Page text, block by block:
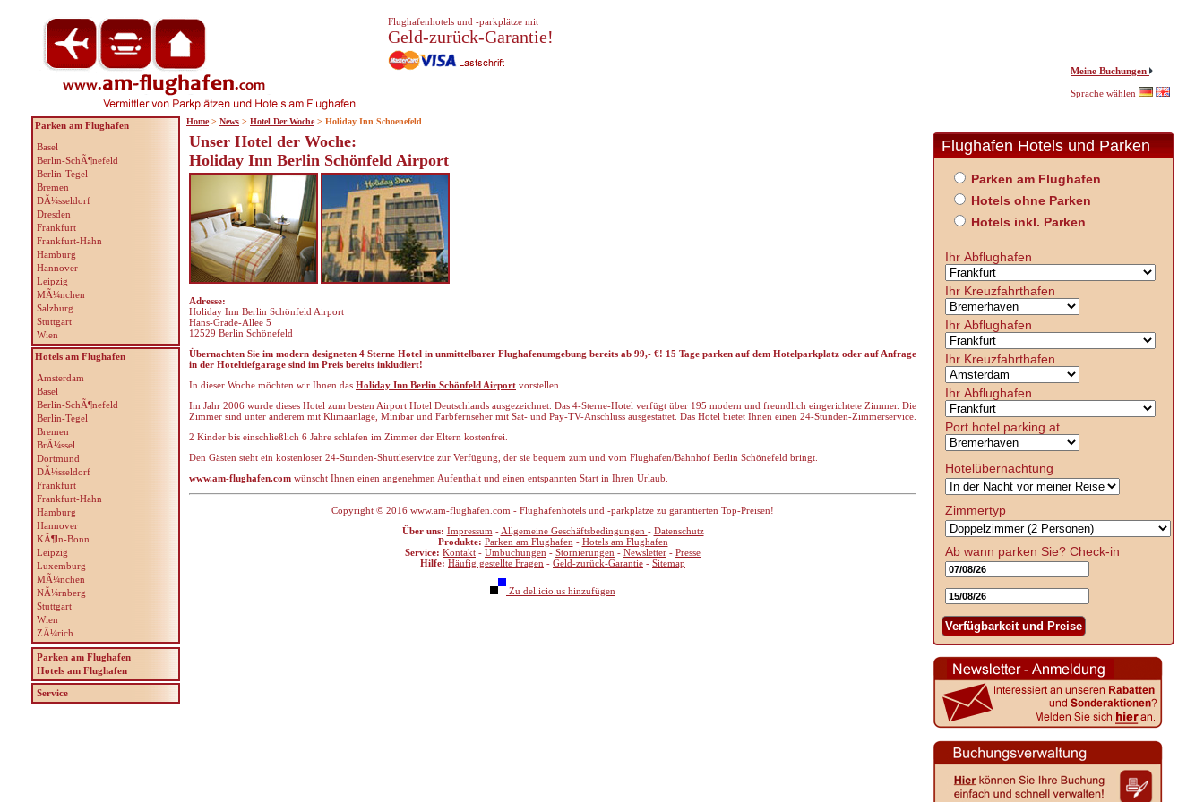
Unser Hotel der Woche:
Holiday Inn Berlin Schönfeld Airport
Adresse:
Holiday Inn Berlin Schönfeld Airport
Hans-Grade-Allee 5
12529 Berlin Schönefeld
Übernachten Sie im modern designeten 4 Sterne Hotel in unmittelbarer Flughafenumgebung bereits ab 99,- €! 15 Tage parken auf dem Hotelparkplatz oder auf Anfrage
in der Hoteltiefgarage sind im Preis bereits inkludiert!
In dieser Woche möchten wir Ihnen das Holiday Inn Berlin Schönfeld Airport vorstellen.
Im Jahr 2006 wurde dieses Hotel zum besten Airport Hotel Deutschlands ausgezeichnet. Das 4-Sterne-Hotel verfügt über 195 modern und freundlich eingerichtete Zimmer. Die
Zimmer sind unter anderem mit Klimaanlage, Minibar und Farbfernseher mit Sat- und Pay-TV-Anschluss ausgestattet. Das Hotel bietet Ihnen einen 24-Stunden-Zimmerservice.
2 Kinder bis einschließlich 6 Jahre schlafen im Zimmer der Eltern kostenfrei.
Den Gästen steht ein kostenloser 24-Stunden-Shuttleservice zur Verfügung, der sie bequem zum und vom Flughafen/Bahnhof Berlin Schönefeld bringt.
www.am-flughafen.com wünscht Ihnen einen angenehmen Aufenthalt und einen entspannten Start in Ihren Urlaub.
Copyright © 2016 www.am-flughafen.com - Flughafenhotels und -parkplätze zu garantierten Top-Preisen!
Über uns: Impressum - Allgemeine Geschäftsbedingungen - Datenschutz
Produkte: Parken am Flughafen - Hotels am Flughafen
Service: Kontakt - Umbuchungen - Stornierungen - Newsletter - Presse
Hilfe: Häufig gestellte Fragen - Geld-zurück-Garantie - Sitemap
Zu del.icio.us hinzufügen
Meine Buchungen
Sprache wählen
Parken am Flughafen
Basel
Berlin-SchÃ¶nefeld
Berlin-Tegel
Bremen
DÃ¼sseldorf
Dresden
Frankfurt
Frankfurt-Hahn
Hamburg
Hannover
Leipzig
MÃ¼nchen
Salzburg
Stuttgart
Wien
Hotels am Flughafen
Amsterdam
Basel
Berlin-SchÃ¶nefeld
Berlin-Tegel
Bremen
BrÃ¼ssel
Dortmund
DÃ¼sseldorf
Frankfurt
Frankfurt-Hahn
Hamburg
Hannover
KÃ¶ln-Bonn
Leipzig
Luxemburg
MÃ¼nchen
NÃ¼rnberg
Stuttgart
Wien
ZÃ¼rich
Parken am Flughafen
Hotels am Flughafen
Service
Flughafen Hotels und Parken
Parken am Flughafen
Hotels ohne Parken
Hotels inkl. Parken
Ihr Abflughafen
Ihr Kreuzfahrthafen
Ihr Abflughafen
Ihr Kreuzfahrthafen
Ihr Abflughafen
Port hotel parking at
Hotelübernachtung
Zimmertyp
Ab wann parken Sie? Check-in
Verfügbarkeit und Preise
Flughafenhotels und -parkplätze mit
Geld-zurück-Garantie!
Home > News > Hotel Der Woche > Holiday Inn Schoenefeld